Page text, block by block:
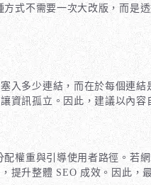
方式不需要一次大改版，而是
多少連結，而在於每個連
資訊孤立。因此，建議以內容
配權重與引導使用者路徑。若
升整體 SEO 成效。因此，